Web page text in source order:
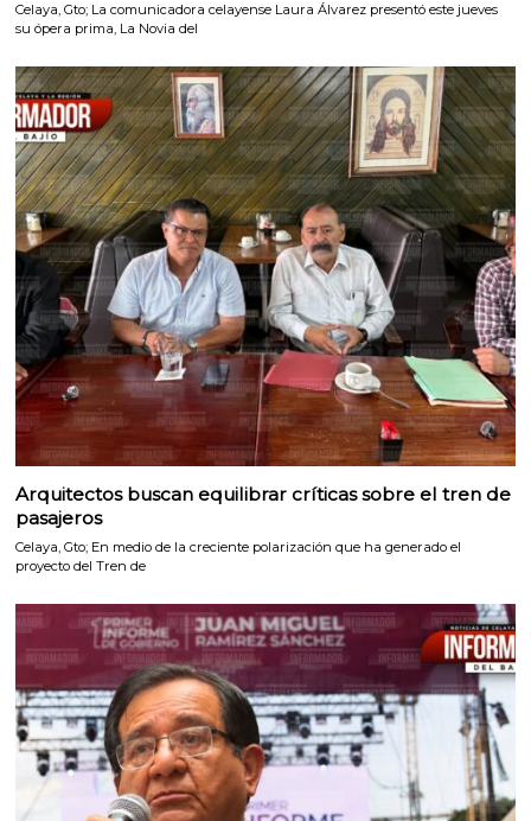
Celaya, Gto; La comunicadora celayense Laura Álvarez presentó este jueves
su ópera prima, La Novia del
Arquitectos buscan equilibrar críticas sobre el tren de
pasajeros
Celaya, Gto; En medio de la creciente polarización que ha generado el
proyecto del Tren de